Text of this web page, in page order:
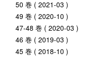
50 巻 ( 2021-03 )
49 巻 ( 2020-10 )
47-48 巻 ( 2020-03 )
46 巻 ( 2019-03 )
45 巻 ( 2018-10 )